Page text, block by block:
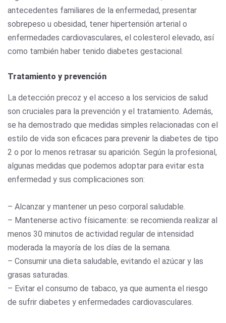
antecedentes familiares de la enfermedad, presentar
sobrepeso u obesidad, tener hipertensión arterial o
enfermedades cardiovasculares, el colesterol elevado, así
como también haber tenido diabetes gestacional.
Tratamiento y prevención
La detección precoz y el acceso a los servicios de salud
son cruciales para la prevención y el tratamiento. Además,
se ha demostrado que medidas simples relacionadas con el
estilo de vida son eficaces para prevenir la diabetes de tipo
2 o por lo menos retrasar su aparición. Según la profesional,
algunas medidas que podemos adoptar para evitar esta
enfermedad y sus complicaciones son:
– Alcanzar y mantener un peso corporal saludable.
– Mantenerse activo físicamente: se recomienda realizar al
menos 30 minutos de actividad regular de intensidad
moderada la mayoría de los días de la semana.
– Consumir una dieta saludable, evitando el azúcar y las
grasas saturadas.
– Evitar el consumo de tabaco, ya que aumenta el riesgo
de sufrir diabetes y enfermedades cardiovasculares.